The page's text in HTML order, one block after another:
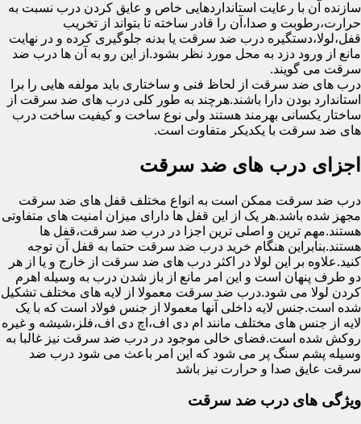
سازنده آن با رعایت استانداردهایی خاص و عایق کردن درب نسبت به
حرارت،رطوبت و صدا،آن را قادر ساخته تا بتواند از تخریب
قفل،لولا،دستگیره درب ضد سرقت یا بدنه جلوگیری کرده و در نهایت
مانع از ورود دزد به محل مورد نظر بشود.از این رو به آن ها درب ضد
سرقت می گویند.
درب های ضد سرقت از لحاظ فنی و ساختاری باید مولفه هایی را برا
استاندارد بودن دارا باشند.هرچند به طور کلی درب های ضد سرقت از
ساختار یکسانی بهرمند هستند ولی نوع ساخت و کیفیت ساخت درب
های ضد سرقت با یکدیکر متفاوت است.
اجزای درب های ضد سرقت
درب ضد سرقت ممکن است به انواع مختلف قفل های ضد سرقت
مجهز شده باشد.هر یک از این قفل ها دارای میزان امنیت های متفاوتی
هستند.مهم ترین و اصلی ترین اجزا در درب ضد سرقت،قفل ها
هستند.بنابراین هنگام خرید درب ضد سرقت حتما به قفل آن توجه
کنید.علاوه بر این لولا در اکثر درب های ضد سرقت از خارج و یا از هر
دو طرف پنهان است و این امر مانع از باز شدن درب به وسیله اهرم
کردن لولا می شود.درب ضد سرقت معمولا از لایه های مختلف تشکیل
شده است.جنس لایه داخلی آنها معمولا از جنس فولاد است که با یک
لایه از جنس های مختلف مانند ام دی اف،اچ دی اف،فلز،شیشه و غیره
روکش شده است.فضای خالی موجود در درب ضد سرقت نیز غالبا به
وسیله پشم سنگ پر می شود که این امر باعث می شود درب ضد
سرقت عایق صدا و حرارت نیز باشد
ویژگی های درب ضد سرقت